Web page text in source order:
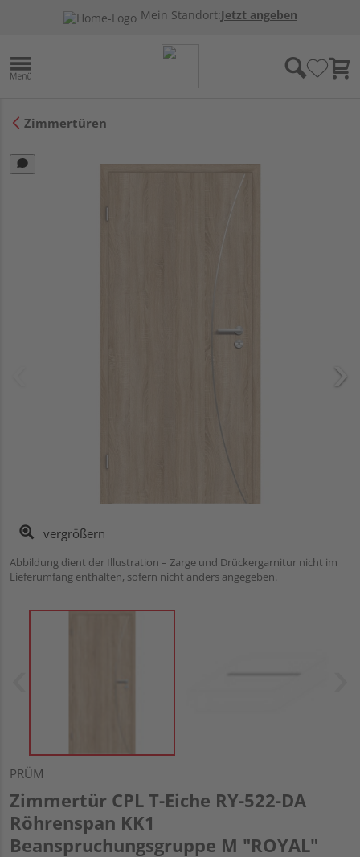
Mein Standort:Jetzt angeben
Zimmertüren
vergrößern
Abbildung dient der Illustration – Zarge und Drückergarnitur nicht im
Lieferumfang enthalten, sofern nicht anders angegeben.
PRÜM
Zimmertür CPL T-Eiche RY-522-DA
Röhrenspan KK1
Beanspruchungsgruppe M "ROYAL"